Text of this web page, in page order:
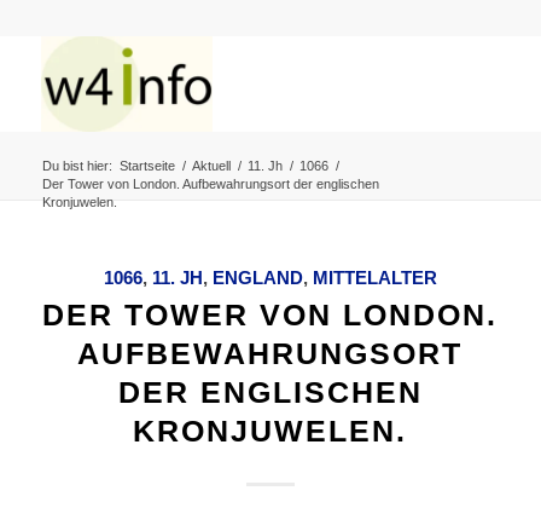
Du bist hier: Startseite / Aktuell / 11. Jh / 1066 /
Der Tower von London. Aufbewahrungsort der englischen
Kronjuwelen.
1066, 11. JH, ENGLAND, MITTELALTER
DER TOWER VON LONDON.
AUFBEWAHRUNGSORT
DER ENGLISCHEN
KRONJUWELEN.